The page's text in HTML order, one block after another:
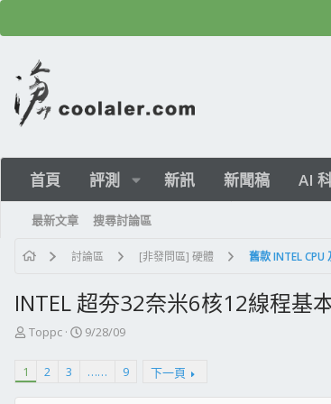
首頁 評測 新訊 新聞稿 AI
最新文章 搜尋討論區
討論區 [非發問區] 硬體 舊款 INTEL
INTEL 超夯32奈米6核12線程基
主
起
Toppc
開
9/28/09
1 2 3 …… 9 下一頁